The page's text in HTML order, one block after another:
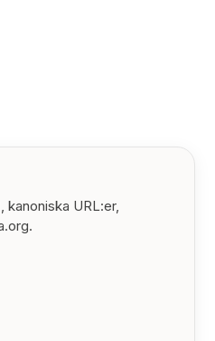
kanoniska URL:er,